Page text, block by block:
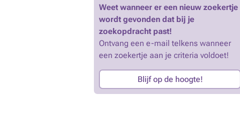
Weet wanneer er een nieuw zoekertje
wordt gevonden dat bij je
zoekopdracht past!
Ontvang een e-mail telkens wanneer
een zoekertje aan je criteria voldoet!
Blijf op de hoogte!